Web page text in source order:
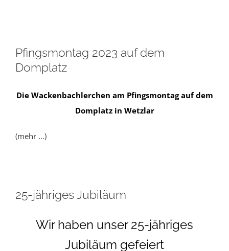
Pfingsmontag 2023 auf dem
Domplatz
Die Wackenbachlerchen am Pfingsmontag auf dem
Domplatz in Wetzlar
(mehr …)
25-jähriges Jubiläum
Wir haben unser 25-jähriges
Jubiläum gefeiert